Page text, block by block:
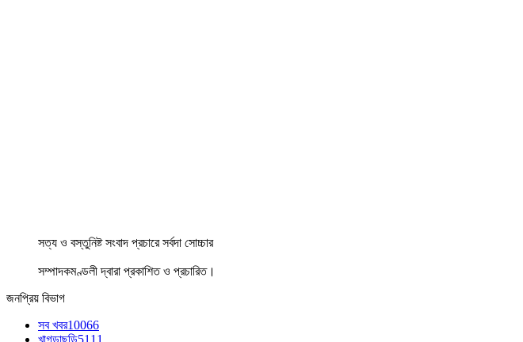
সত্য ও বস্তুনিষ্ট সংবাদ প্রচারে সর্বদা সোচ্চার
সম্পাদকমণ্ডলী দ্বারা প্রকাশিত ও প্রচারিত।
জনপ্রিয় বিভাগ
সব খবর10066
খাগড়াছড়ি5111